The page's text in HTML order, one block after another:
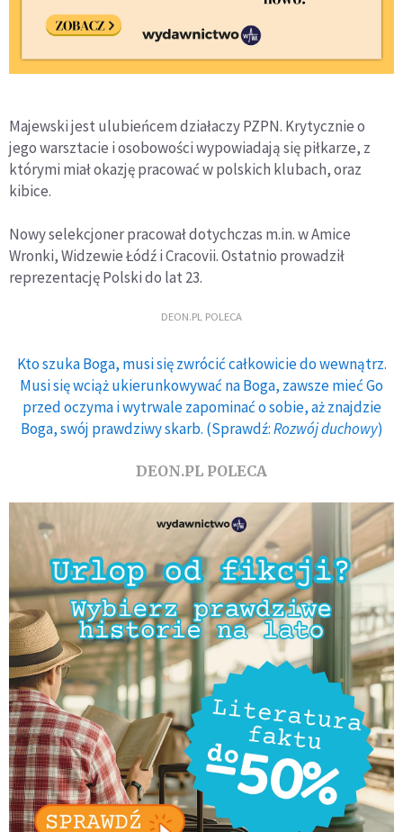
Majewski jest ulubieńcem działaczy PZPN. Krytycznie o
jego warsztacie i osobowości wypowiadają się piłkarze, z
którymi miał okazję pracować w polskich klubach, oraz
kibice.
Nowy selekcjoner pracował dotychczas m.in. w Amice
Wronki, Widzewie Łódź i Cracovii. Ostatnio prowadził
reprezentację Polski do lat 23.
DEON.PL POLECA
Kto szuka Boga, musi się zwrócić całkowicie do wewnątrz.
Musi się wciąż ukierunkowywać na Boga, zawsze mieć Go
przed oczyma i wytrwale zapominać o sobie, aż znajdzie
Boga, swój prawdziwy skarb. (Sprawdź:Rozwój duchowy)
DEON.PL POLECA